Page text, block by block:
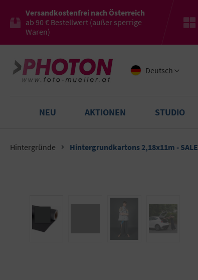
Versandkostenfrei nach Österreich
ab 90 € Bestellwert (außer sperrige
Waren)
Deutsch
NEU AKTIONEN STUDIO
Hintergründe Hintergrundkartons 2,18x11m - SALE